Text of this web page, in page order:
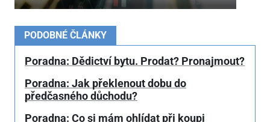
PODOBNÉ ČLÁNKY
Poradna: Dědictví bytu. Prodat? Pronajmout?
Poradna: Jak překlenout dobu do
předčasného důchodu?
Poradna: Co si mám ohlídat při koupi